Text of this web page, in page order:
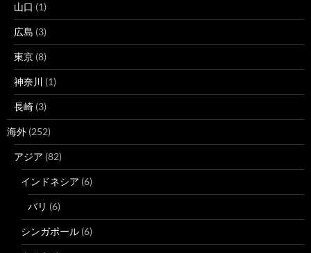
山口 (1)
広島 (3)
東京 (8)
神奈川 (1)
長崎 (3)
海外 (252)
アジア (82)
インドネシア (6)
バリ (6)
シンガポール (6)